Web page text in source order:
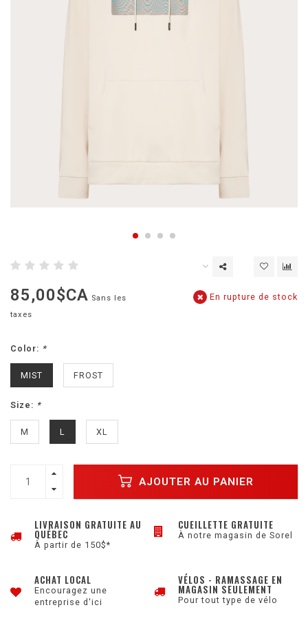
85,00$CA Sans les
taxes
En rupture de stock
Color: *
MIST FROST
Size: *
M L XL
AJOUTER AU PANIER
LIVRAISON GRATUITE AU
QUÉBEC
À partir de 150$*
CUEILLETTE GRATUITE
À notre magasin de Sorel
ACHAT LOCAL
Encouragez une
entreprise d'ici
VÉLOS - RAMASSAGE EN
MAGASIN SEULEMENT
Pour tout type de vélo